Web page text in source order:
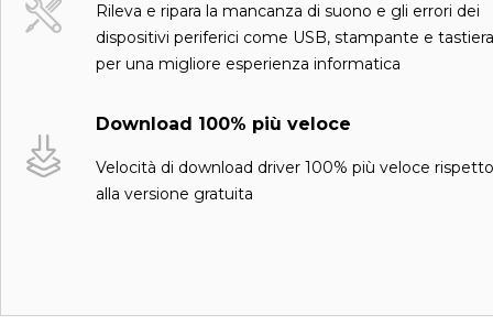
Rileva e ripara la mancanza di suono e gli errori dei
dispositivi periferici come USB, stampante e tastiera
per una migliore esperienza informatica
Download 100% più veloce
Velocità di download driver 100% più veloce rispetto
alla versione gratuita